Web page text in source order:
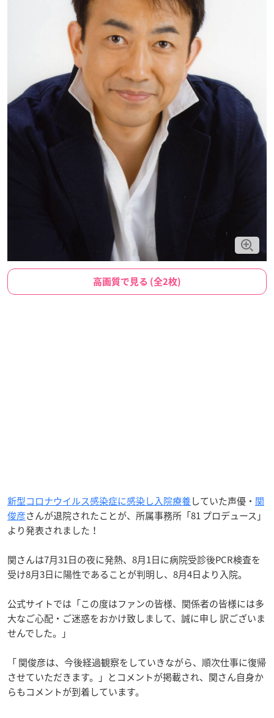
高画質で見る (全2枚)
新型コロナウイルス感染症に感染し入院療養していた声優・ 関
俊彦さんが退院されたことが、所属事務所「81 プロデュース」
より発表されました！
関さんは7月31日の夜に発熱、8月1日に病院受診後PCR検査を
受け8月3日に陽性であることが判明し、8月4日より入院。
公式サイトでは「この度はファンの皆様、関係者の皆様には多
大なご心配・ご迷惑をおかけ致しまして、誠に申し 訳ございま
せんでした。」
「 関俊彦は、今後経過観察をしていきながら、順次仕事に復帰
させていただきます。」とコメントが掲載され、関さん自身か
らもコメントが到着しています。